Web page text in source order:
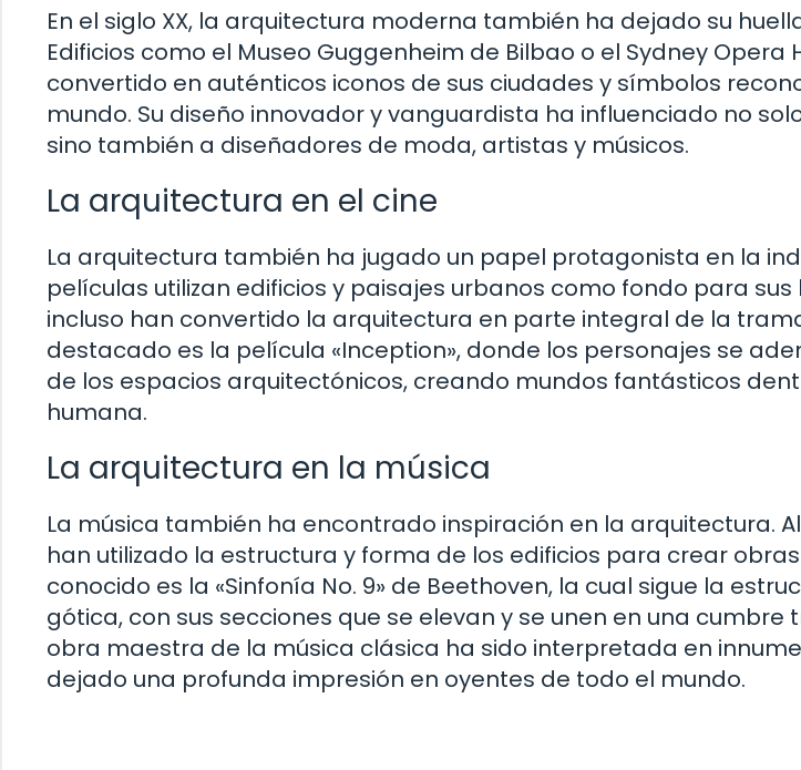
En el siglo XX, la arquitectura moderna también ha dejado su
Edificios como el Museo Guggenheim de Bilbao o el Sydney Opera
convertido en auténticos iconos de sus ciudades y símbolos
mundo. Su diseño innovador y vanguardista ha influenciado no
sino también a diseñadores de moda, artistas y músicos.
La arquitectura en el cine
La arquitectura también ha jugado un papel protagonista en la
películas utilizan edificios y paisajes urbanos como fondo para sus
incluso han convertido la arquitectura en parte integral de la
destacado es la película «Inception», donde los personajes se
de los espacios arquitectónicos, creando mundos fantásticos
humana.
La arquitectura en la música
La música también ha encontrado inspiración en la arquitectura.
han utilizado la estructura y forma de los edificios para crear
conocido es la «Sinfonía No. 9» de Beethoven, la cual sigue la
gótica, con sus secciones que se elevan y se unen en una cumbre
obra maestra de la música clásica ha sido interpretada en
dejado una profunda impresión en oyentes de todo el mundo.